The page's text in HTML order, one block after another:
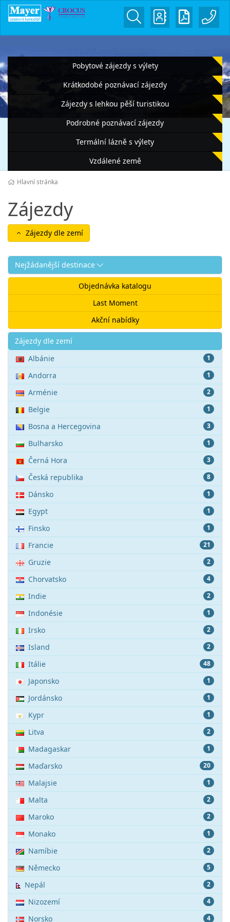
Pobytové zájezdy s výlety
Krátkodobé poznávací zájezdy
Zájezdy s lehkou pěší turistikou
Podrobné poznávací zájezdy
Termální lázně s výlety
Vzdálené země
Hlavní stránka
Zájezdy
Zájezdy dle zemí
Nejžádanější destinace
Objednávka katalogu
Last Moment
Akční nabídky
Akce
Zájezdy dle zemí
1
Albánie
1
Andorra
2
Arménie
1
Belgie
3
Bosna a Hercegovina
1
Bulharsko
3
Černá Hora
8
Česká republika
1
Dánsko
1
Egypt
1
Finsko
21
Francie
2
Gruzie
4
Chorvatsko
2
Indie
1
Indonésie
2
Irsko
2
Island
48
Itálie
1
Japonsko
1
Jordánsko
1
Kypr
2
Litva
1
Madagaskar
20
Maďarsko
1
Malajsie
2
Malta
2
Maroko
1
Monako
2
Namíbie
5
Německo
2
Nepál
4
Nizozemí
4
Norsko